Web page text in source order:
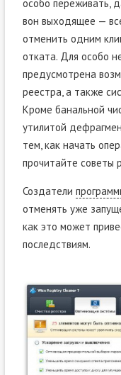
особо переживать,
вон выходящее —
отменить одним
отката. Для особо
предусмотрена
реестра, а также
Кроме банальной
утилитой
тем, как начать
прочитайте советы
Создатели
отменять уже
как это может
последствиям.